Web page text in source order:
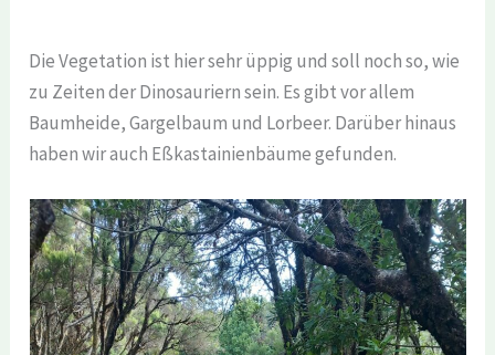
Die Vegetation ist hier sehr üppig und soll noch so, wie
zu Zeiten der Dinosauriern sein. Es gibt vor allem
Baumheide, Gargelbaum und Lorbeer. Darüber hinaus
haben wir auch Eßkastainienbäume gefunden.